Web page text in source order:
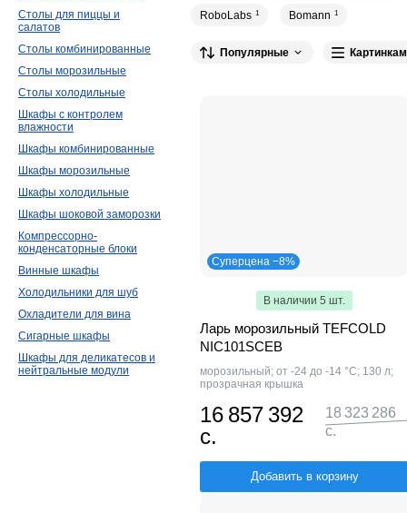
RoboLabs 1 Bomann 1
Популярные
Суперцена −8%
В наличии 5 шт.
Ларь морозильный TEFCOLD
NIC101SCEB
морозильный; от -24 до -14 °С; 130 л;
прозрачная крышка
16 857 392
с.
18 323 286
с.
Добавить в корзину
Столы для пиццы и
салатов
Столы комбинированные
Столы морозильные
Столы холодильные
Шкафы с контролем
влажности
Шкафы комбинированные
Шкафы морозильные
Шкафы холодильные
Шкафы шоковой заморозки
Компрессорно-
конденсаторные блоки
Винные шкафы
Холодильники для шуб
Охладители для вина
Сигарные шкафы
Шкафы для деликатесов и
нейтральные модули